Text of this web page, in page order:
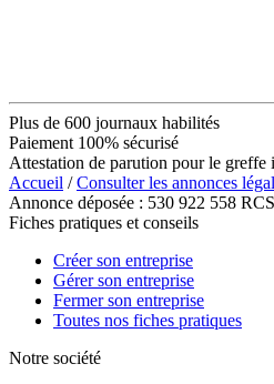
Plus de 600 journaux habilités
Paiement 100% sécurisé
Attestation de parution pour le greffe
Accueil /Consulter les annonces
Annonce déposée : 530 922 558
Fiches pratiques et conseils
Créer son entreprise
Gérer son entreprise
Fermer son entreprise
Toutes nos fiches pratiques
Notre société